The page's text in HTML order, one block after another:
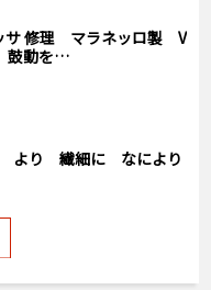
サ 修理 マラネッロ製 V
鼓動を…
より 繊細に なにより